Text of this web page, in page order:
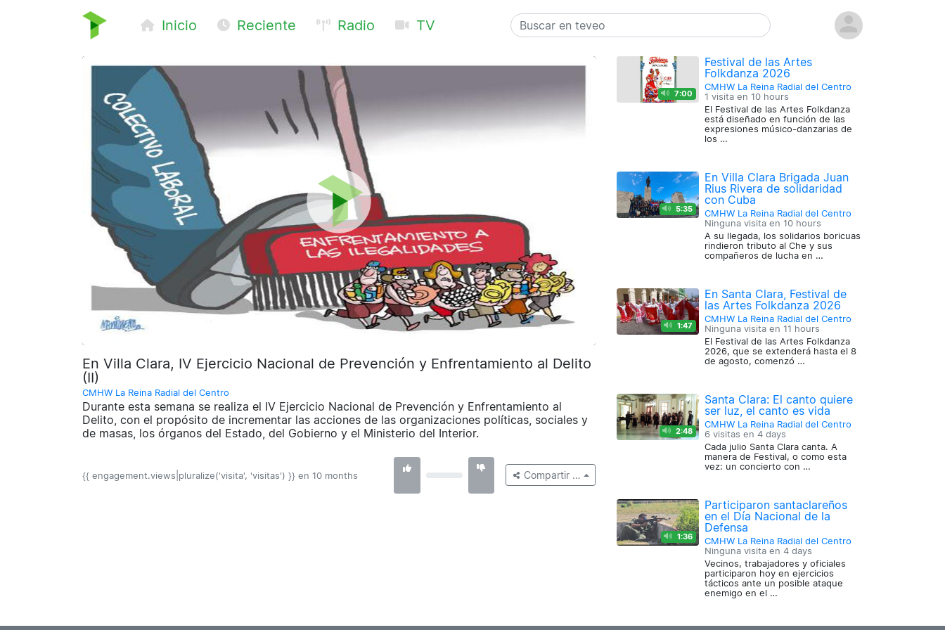
Inicio Reciente Radio TV
En Villa Clara, IV Ejercicio Nacional de Prevención y Enfrentamiento al Delito
(II)
CMHW La Reina Radial del Centro
Durante esta semana se realiza el IV Ejercicio Nacional de Prevención y Enfrentamiento al
Delito, con el propósito de incrementar las acciones de las organizaciones políticas, sociales y
de masas, los órganos del Estado, del Gobierno y el Ministerio del Interior.
{{ engagement.views|pluralize('visita', 'visitas') }} en 10 months Compartir …
7:00
Festival de las Artes
Folkdanza 2026
CMHW La Reina Radial del Centro
1 visita en 10 hours
El Festival de las Artes Folkdanza
está diseñado en función de las
expresiones músico-danzarias de
los …
5:35
En Villa Clara Brigada Juan
Rius Rivera de solidaridad
con Cuba
CMHW La Reina Radial del Centro
Ninguna visita en 10 hours
A su llegada, los solidarios boricuas
rindieron tributo al Che y sus
compañeros de lucha en …
1:47
En Santa Clara, Festival de
las Artes Folkdanza 2026
CMHW La Reina Radial del Centro
Ninguna visita en 11 hours
El Festival de las Artes Folkdanza
2026, que se extenderá hasta el 8
de agosto, comenzó …
2:48
Santa Clara: El canto quiere
ser luz, el canto es vida
CMHW La Reina Radial del Centro
6 visitas en 4 days
Cada julio Santa Clara canta. A
manera de Festival, o como esta
vez: un concierto con …
1:36
Participaron santaclareños
en el Día Nacional de la
Defensa
CMHW La Reina Radial del Centro
Ninguna visita en 4 days
Vecinos, trabajadores y oficiales
participaron hoy en ejercicios
tácticos ante un posible ataque
enemigo en el …